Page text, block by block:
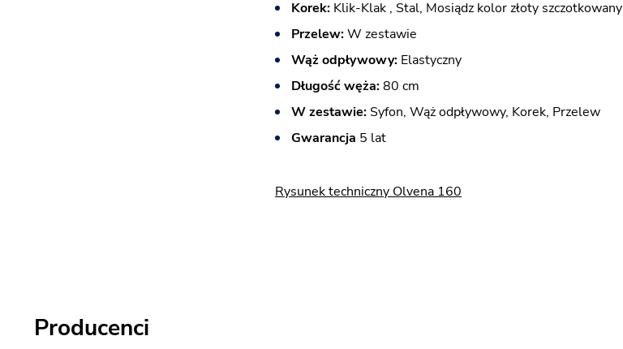
Korek: Klik-Klak , Stal, Mosiądz kolor złoty szczotkowany
Przelew:W zestawie
Wąż odpływowy: Elastyczny
Długość węża:80 cm
W zestawie: Syfon, Wąż odpływowy, Korek, Przelew
Gwarancja 5 lat
Rysunek techniczny Olvena 160
Producenci